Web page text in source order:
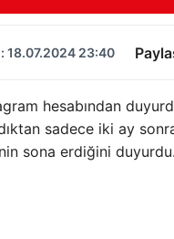
18.07.2024 23:40
hesabından
sadece iki ay
sona erdiğini duyurdu.